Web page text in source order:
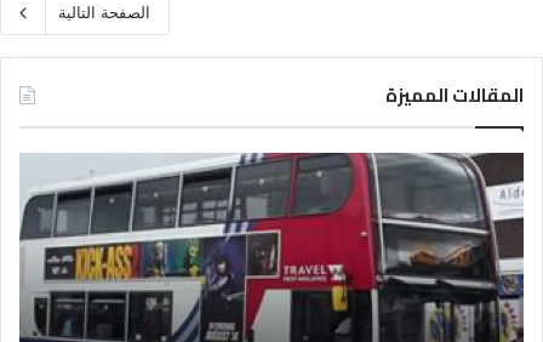
الصفحة التالية
المقالات المميزة
ل
ي
ا
ل
ف